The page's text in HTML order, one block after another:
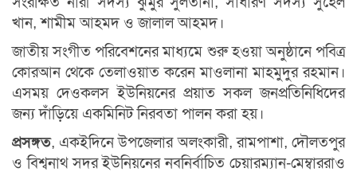
খান, শামীম আহমদ ও জালাল আহমদ।
জাতীয় সংগীত পরিবেশনের মাধ্যমে শুরু হওয়া অনুষ্ঠানে পবিত্র
কোরআন থেকে তেলাওয়াত করেন মাওলানা মাহমুদুর রহমান।
এসময় দেওকলস ইউনিয়নের প্রয়াত সকল জনপ্রতিনিধিদের
জন্য দাঁড়িয়ে একমিনিট নিরবতা পালন করা হয়।
প্রসঙ্গত, একইদিনে উপজেলার অলংকারী, রামপাশা, দৌলতপুর
ও বিশ্বনাথ সদর ইউনিয়নের নবনির্বাচিত চেয়ারম্যান-মেম্বাররাও